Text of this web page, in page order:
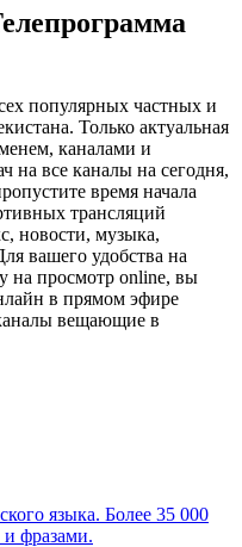
популярных частных и
Только актуальная
каналами и
на все каналы на сегодня,
время начала
трансляций
новости, музыка,
вашего удобства на
на просмотр online, вы
в прямом эфире
вещающие в
языка. Более 35 000
фразами.